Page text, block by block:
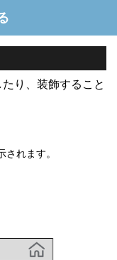
り、装飾すること
れます。